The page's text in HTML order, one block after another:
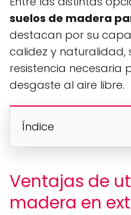
suelos de madera
destacan por su
calidez y naturalidad,
resistencia necesaria
desgaste al aire libre.
Índice
Ventajas de
madera en